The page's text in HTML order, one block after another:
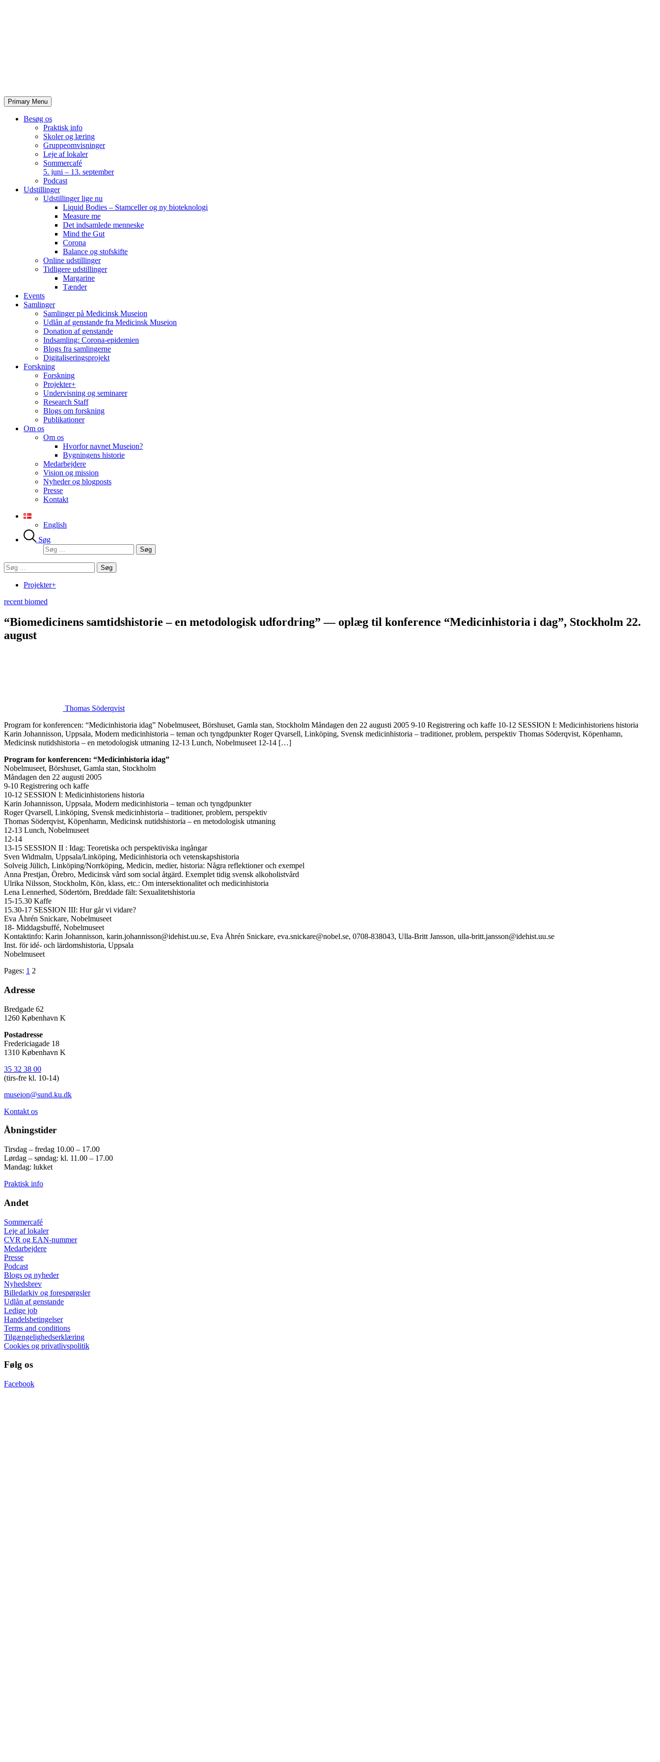
Primary Menu
Besøg os
Praktisk info
Skoler og læring
Gruppeomvisninger
Leje af lokaler
Sommercafé
5. juni – 13. september
Podcast
Udstillinger
Udstillinger lige nu
Liquid Bodies – Stamceller og ny bioteknologi
Measure me
Det indsamlede menneske
Mind the Gut
Corona
Balance og stofskifte
Online udstillinger
Tidligere udstillinger
Margarine
Tænder
Events
Samlinger
Samlinger på Medicinsk Museion
Udlån af genstande fra Medicinsk Museion
Donation af genstande
Indsamling: Corona-epidemien
Blogs fra samlingerne
Digitaliseringsprojekt
Forskning
Forskning
Projekter+
Undervisning og seminarer
Research Staff
Blogs om forskning
Publikationer
Om os
Om os
Hvorfor navnet Museion?
Bygningens historie
Medarbejdere
Vision og mission
Nyheder og blogposts
Presse
Kontakt
English
Søg
Søg
efter:
Søg
efter:
Projekter+
recent biomed
“Biomedicinens samtidshistorie – en metodologisk udfordring” — oplæg til konference “Medicinhistoria i dag”, Stockholm 22.
august
Thomas Söderqvist
Program for konferencen: “Medicinhistoria idag” Nobelmuseet, Börshuset, Gamla stan, Stockholm Måndagen den 22 augusti 2005 9-10 Registrering och kaffe 10-12 SESSION I: Medicinhistoriens historia
Karin Johannisson, Uppsala, Modern medicinhistoria – teman och tyngdpunkter Roger Qvarsell, Linköping, Svensk medicinhistoria – traditioner, problem, perspektiv Thomas Söderqvist, Köpenhamn,
Medicinsk nutidshistoria – en metodologisk utmaning 12-13 Lunch, Nobelmuseet 12-14 […]
Program for konferencen: “Medicinhistoria idag”
Nobelmuseet, Börshuset, Gamla stan, Stockholm
Måndagen den 22 augusti 2005
9-10 Registrering och kaffe
10-12 SESSION I: Medicinhistoriens historia
Karin Johannisson, Uppsala, Modern medicinhistoria – teman och tyngdpunkter
Roger Qvarsell, Linköping, Svensk medicinhistoria – traditioner, problem, perspektiv
Thomas Söderqvist, Köpenhamn, Medicinsk nutidshistoria – en metodologisk utmaning
12-13 Lunch, Nobelmuseet
12-14
13-15 SESSION II : Idag: Teoretiska och perspektiviska ingångar
Sven Widmalm, Uppsala/Linköping, Medicinhistoria och vetenskapshistoria
Solveig Jülich, Linköping/Norrköping, Medicin, medier, historia: Några reflektioner och exempel
Anna Prestjan, Örebro, Medicinsk vård som social åtgärd. Exemplet tidig svensk alkoholistvård
Ulrika Nilsson, Stockholm, Kön, klass, etc.: Om intersektionalitet och medicinhistoria
Lena Lennerhed, Södertörn, Breddade fält: Sexualitetshistoria
15-15.30 Kaffe
15.30-17 SESSION III: Hur går vi vidare?
Eva Åhrén Snickare, Nobelmuseet
18- Middagsbuffé, Nobelmuseet
Kontaktinfo: Karin Johannisson, karin.johannisson@idehist.uu.se, Eva Åhrén Snickare, eva.snickare@nobel.se, 0708-838043, Ulla-Britt Jansson, ulla-britt.jansson@idehist.uu.se
Inst. för idé- och lärdomshistoria, Uppsala
Nobelmuseet
Pages: 1 2
Adresse
Bredgade 62
1260 København K
Postadresse
Fredericiagade 18
1310 København K
35 32 38 00
(tirs-fre kl. 10-14)
museion@sund.ku.dk
Kontakt os
Åbningstider
Tirsdag – fredag 10.00 – 17.00
Lørdag – søndag: kl. 11.00 – 17.00
Mandag: lukket
Praktisk info
Andet
Sommercafé
Leje af lokaler
CVR og EAN-nummer
Medarbejdere
Presse
Podcast
Blogs og nyheder
Nyhedsbrev
Billedarkiv og forespørgsler
Udlån af genstande
Ledige job
Handelsbetingelser
Terms and conditions
Tilgængelighedserklæring
Cookies og privatlivspolitik
Følg os
Facebook